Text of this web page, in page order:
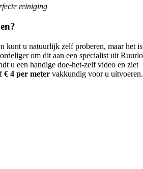
reiniging
kunt u natuurlijk zelf proberen, maar het is
om dit aan een specialist uit Ruurlo
u een handige doe-het-zelf video en ziet
€ 4 per meter vakkundig voor u uitvoeren.